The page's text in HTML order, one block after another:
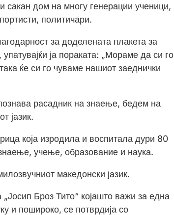
сакан дом на многу генерации ученици,
политичари.
за доделената плакета за
ја пораката: „Мораме да си го
ќе си го чуваме нашиот заеднички
расадник на знаење, бедем на
јазик.
која изродила и воспитала дури 80
учење, образование и наука.
македонски јазик.
Броз Тито“ којашто важи за една
и пошироко, се потврдија со